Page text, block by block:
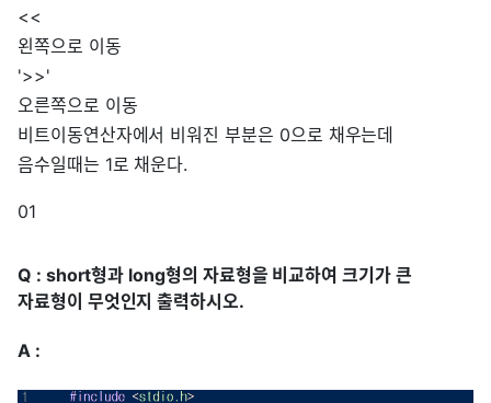
<<
왼쪽으로 이동
'>>'
오른쪽으로 이동
비트이동연산자에서 비워진 부분은 0으로 채우는데
음수일때는 1로 채운다.
01
Q : short형과 long형의 자료형을 비교하여 크기가 큰
자료형이 무엇인지 출력하시오.
A :